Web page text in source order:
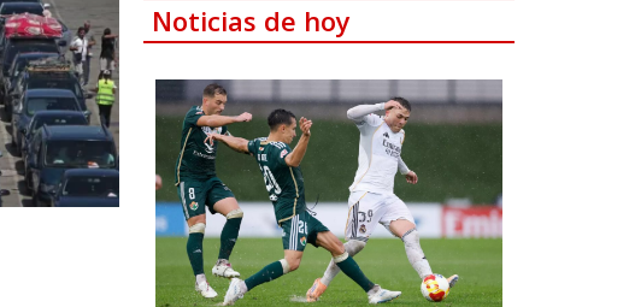
Noticias de hoy